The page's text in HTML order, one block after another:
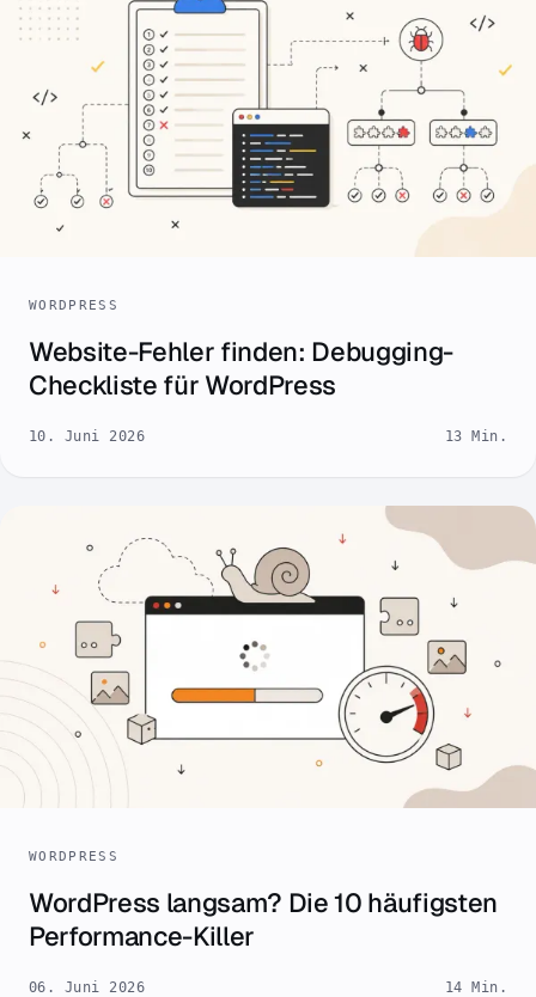
WORDPRESS
Website-Fehler finden: Debugging-
Checkliste für WordPress
10. Juni 2026 13 Min.
WORDPRESS
WordPress langsam? Die 10 häufigsten
Performance-Killer
06. Juni 2026 14 Min.